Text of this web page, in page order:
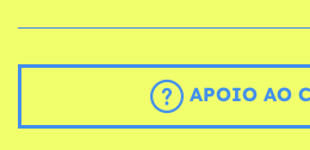
APOIO AO